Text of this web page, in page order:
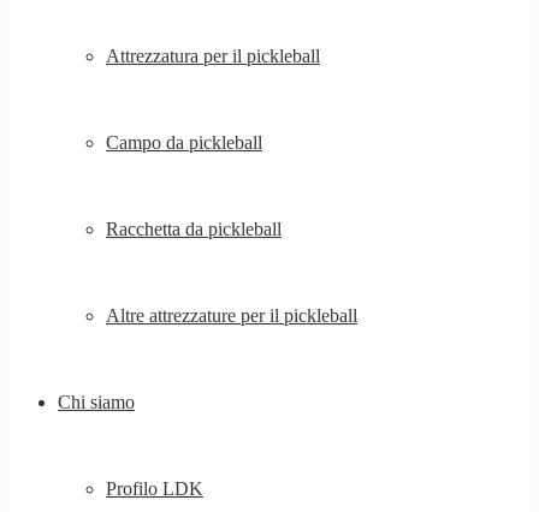
Attrezzatura per il pickleball
Campo da pickleball
Racchetta da pickleball
Altre attrezzature per il pickleball
Chi siamo
Profilo LDK